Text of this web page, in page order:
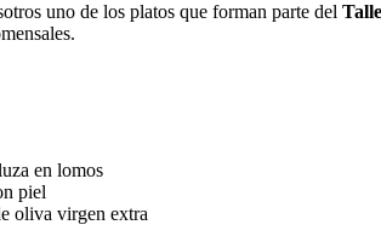
uno de los platos que forman parte del
en lomos
piel
oliva virgen extra